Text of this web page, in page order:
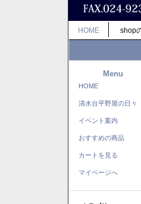
HOME shop
Menu
HOME
清水台平野屋の日々
イベント案内
おすすめの商品
カートを見る
マイページへ